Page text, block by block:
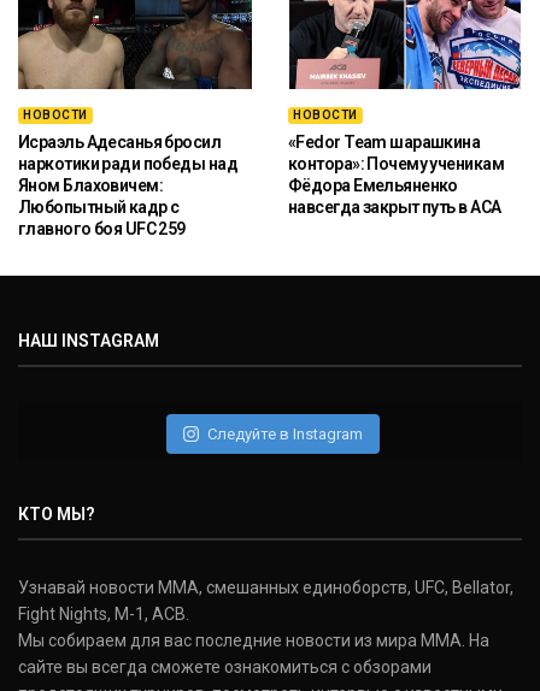
НОВОСТИ
Исраэль Адесанья бросил
наркотики ради победы над
Яном Блаховичем:
Любопытный кадр с
главного боя UFC 259
НОВОСТИ
«Fedor Team шарашкина
контора»: Почему ученикам
Фёдора Емельяненко
навсегда закрыт путь в ACA
НАШ INSTAGRAM
Следуйте в Instagram
КТО МЫ?
Узнавай новости ММА, смешанных единоборств, UFC, Bellator,
Fight Nights, M-1, ACB.
Мы собираем для вас последние новости из мира ММА. На
сайте вы всегда сможете ознакомиться с обзорами